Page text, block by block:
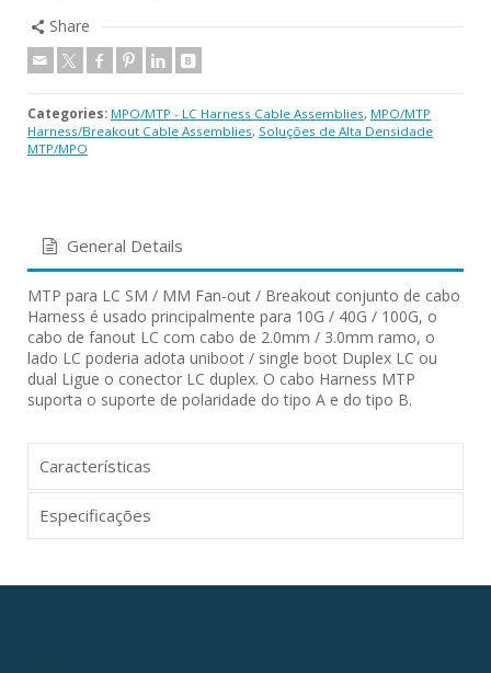
Share
Categories: MPO/MTP - LC Harness Cable Assemblies, MPO/MTP
Harness/Breakout Cable Assemblies, Soluções de Alta Densidade
MTP/MPO
General Details
MTP para LC SM / MM Fan-out / Breakout conjunto de cabo
Harness é usado principalmente para 10G / 40G / 100G, o
cabo de fanout LC com cabo de 2.0mm / 3.0mm ramo, o
lado LC poderia adota uniboot / single boot Duplex LC ou
dual Ligue o conector LC duplex. O cabo Harness MTP
suporta o suporte de polaridade do tipo A e do tipo B.
Características
Especificações